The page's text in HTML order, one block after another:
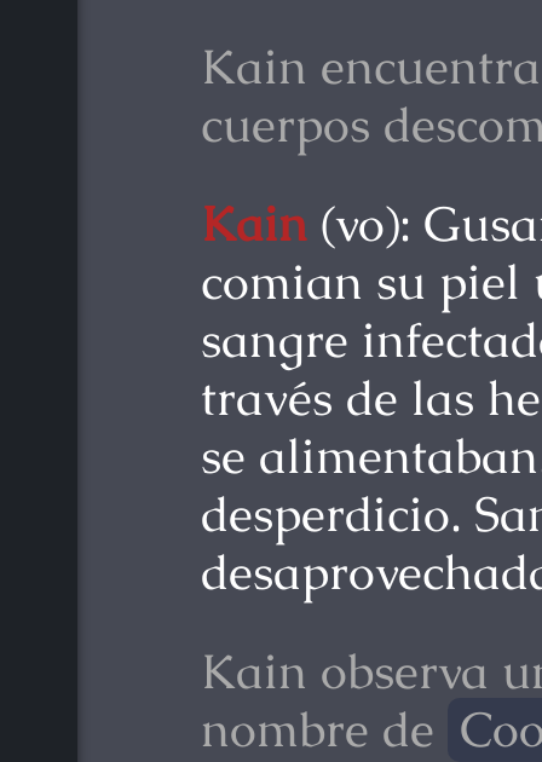
Kain
cuerpos
Kain (vo):
comian su piel
sangre
través de las
se
desperdicio.
Kain observa
nombre de